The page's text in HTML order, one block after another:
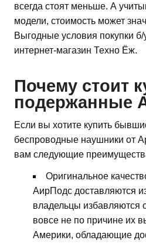
всегда стоят меньше. А
модели, стоимость может
Выгодные условия покупки б/
интернет-магазин Техно Ёж.
Почему стоит
подержанные
Если вы хотите купить
беспроводные наушники от
вам следующие
Оригинальное
АирПодс доставляются
владельцы избавляются
вовсе не по причине их
Америки, обладающие